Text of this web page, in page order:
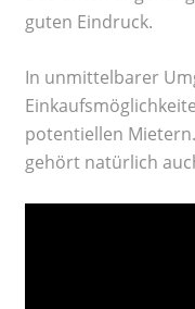
guten Eindruck.
In unmittelbarer
potentiellen
gehört natürlich